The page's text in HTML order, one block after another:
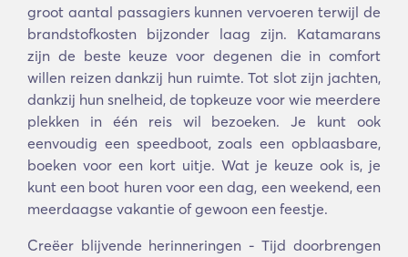
groot aantal passagiers kunnen vervoeren terwijl de
brandstofkosten bijzonder laag zijn. Katamarans
zijn de beste keuze voor degenen die in comfort
willen reizen dankzij hun ruimte. Tot slot zijn jachten,
dankzij hun snelheid, de topkeuze voor wie meerdere
plekken in één reis wil bezoeken. Je kunt ook
eenvoudig een speedboot, zoals een opblaasbare,
boeken voor een kort uitje. Wat je keuze ook is, je
kunt een boot huren voor een dag, een weekend, een
meerdaagse vakantie of gewoon een feestje.
Creëer blijvende herinneringen - Tijd doorbrengen